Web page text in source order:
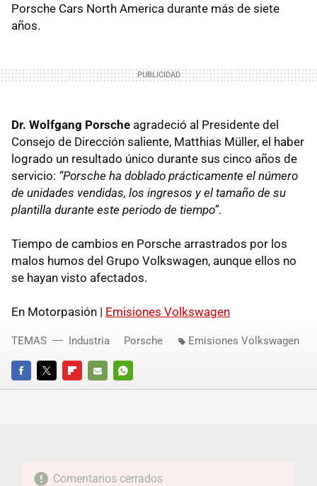
Porsche Cars North America durante más de siete
años.
Dr. Wolfgang Porsche agradeció al Presidente del
Consejo de Dirección saliente, Matthias Müller, el haber
logrado un resultado único durante sus cinco años de
servicio: “Porsche ha doblado prácticamente el número
de unidades vendidas, los ingresos y el tamaño de su
plantilla durante este periodo de tiempo”.
Tiempo de cambios en Porsche arrastrados por los
malos humos del Grupo Volkswagen, aunque ellos no
se hayan visto afectados.
En Motorpasión | Emisiones Volkswagen
FACEBOOKTWITTERFLIPBOARD
E-
WHATSAPP
TEMAS Industria Porsche Emisiones Volkswagen
Comentarios cerrados